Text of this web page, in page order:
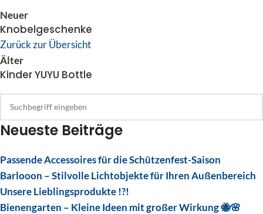
Neuer
Knobelgeschenke
Zurück zur Übersicht
Älter
Kinder YUYU Bottle
Neueste Beiträge
Passende Accessoires für die Schützenfest-Saison
Barlooon – Stilvolle Lichtobjekte für Ihren Außenbereich
Unsere Lieblingsprodukte !?!
Bienengarten – Kleine Ideen mit großer Wirkung 🐝🌸